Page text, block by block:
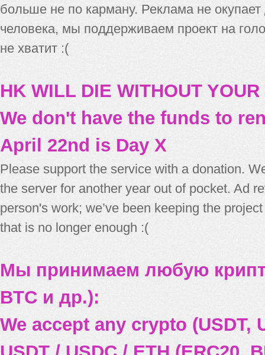
больше не по карману. Реклама не
человека, мы поддерживаем проект на
не хватит :(
HK WILL DIE WITHOUT
We don't have the funds to
April 22nd is Day X
Please support the service with a donation.
the server for another year out of pocket. Ad
person's work; we’ve been keeping the
that is no longer enough :(
Мы принимаем любую
BTC и др.):
We accept any crypto (USDT,